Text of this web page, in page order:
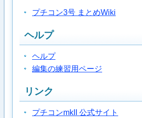
プチコン3号 まとめWiki
ヘルプ
ヘルプ
編集の練習用ページ
リンク
プチコンmkII 公式サイト